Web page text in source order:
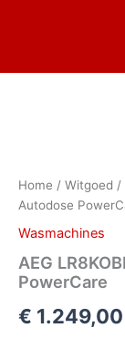
inhoud
Home / Witgoed /
Autodose
Wasmachines
AEG
PowerCare
€ 1.249,00
serie
Autodose
PowerCare
aantal